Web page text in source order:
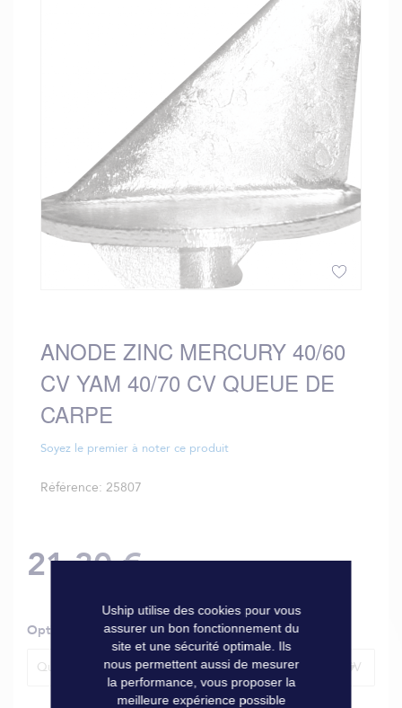
the
beginning
of
the
images
ANODE ZINC MERCURY 40/60
CV YAM 40/70 CV QUEUE DE
CARPE
Soyez le premier à noter ce produit
Référence 25807
21,30 €
Options
Queue de carpe Yamaha 40/70 CV ou Mercury 40/60 CV
Uship utilise des cookies pour vous
assurer un bon fonctionnement du
site et une sécurité optimale. Ils
nous permettent aussi de mesurer
la performance, vous proposer la
meilleure expérience possible